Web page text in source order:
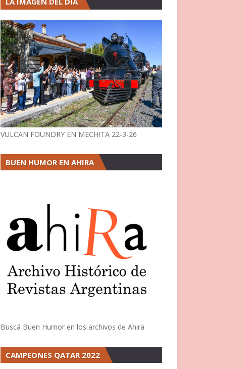
VULCAN FOUNDRY EN MECHITA 22-3-26
BUEN HUMOR EN AHIRA
Buscá Buen Humor en los archivos de Ahira
CAMPEONES QATAR 2022